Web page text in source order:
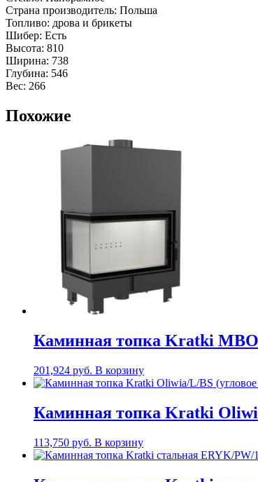
Страна производитель: Польша
Топливо: дрова и брикеты
Шибер: Есть
Высота: 810
Ширина: 738
Глубина: 546
Вес: 266
Похожие
Каминная топка Kratki
201,924 руб. В корзину
Каминная топка Kratki
113,750 руб. В корзину